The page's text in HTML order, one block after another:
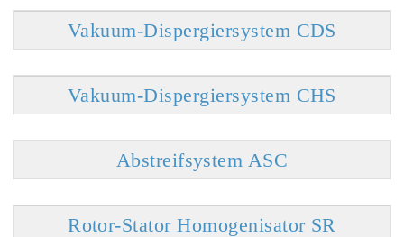
Vakuum-Dispergiersystem CDS
Vakuum-Dispergiersystem CHS
Abstreifsystem ASC
Rotor-Stator Homogenisator SR